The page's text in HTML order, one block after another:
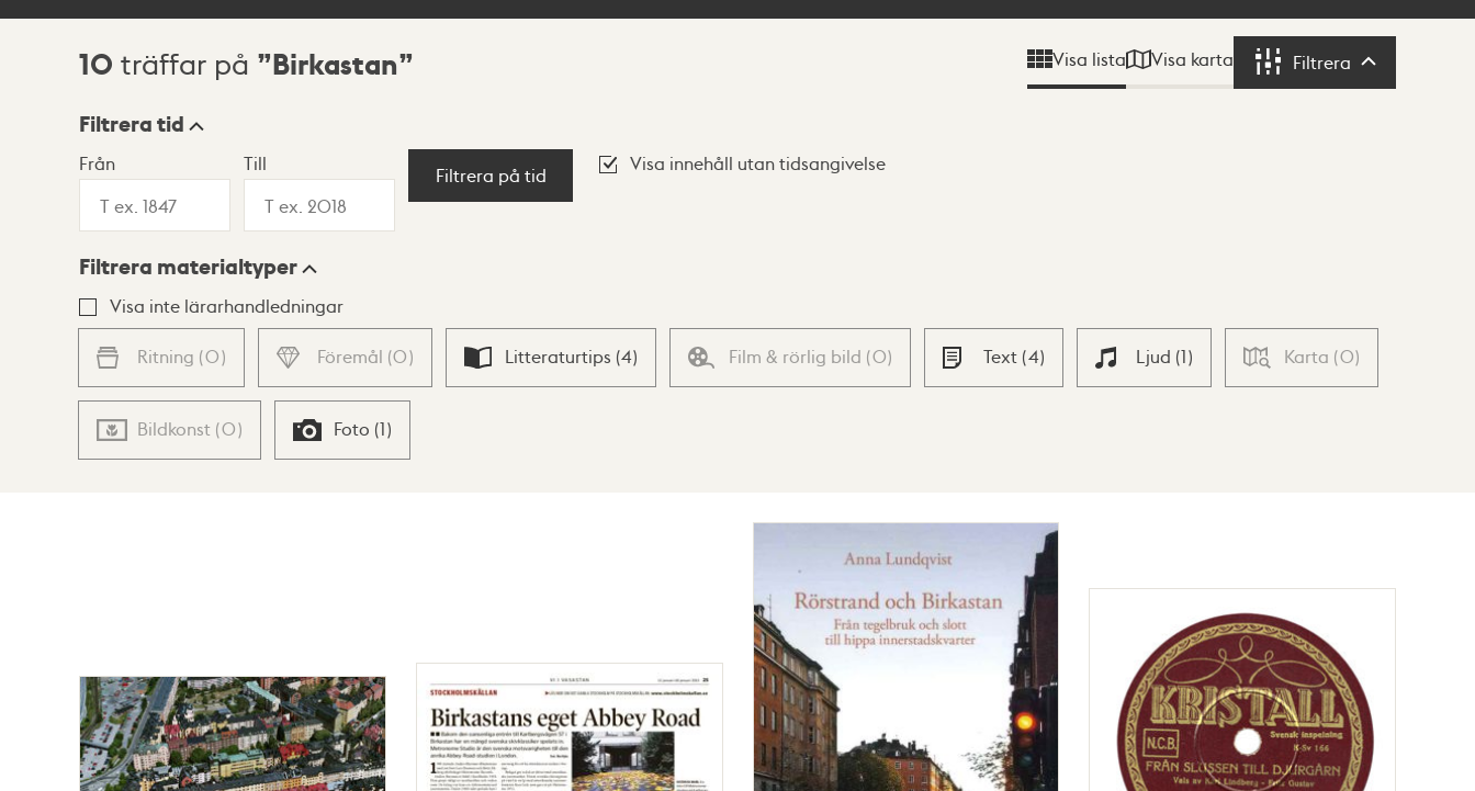
Sökresultat
10 träffar på Birkastan Visa lista Visa karta Filtrera Filtrera
Visningsläge
Lista Karta
Filtrera tid
Från Till
Filtrera på tid
Visa innehåll utan tidsangivelse
Filtrera materialtyper
Visa inte lärarhandledningar
Ritning (0) Föremål (0) Litteraturtips (4) Film & rörlig bild (0) Text (4) Ljud (1) Karta (0)
Bildkonst (0) Foto (1)